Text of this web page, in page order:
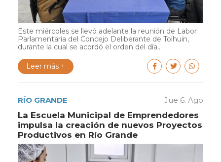
Este miércoles se llevó adelante la reunión de Labor
Parlamentaria del Concejo Deliberante de Tolhuin,
durante la cual se acordó el orden del día...
Leer más +
RÍO GRANDE Jue 6. Ago
La Escuela Municipal de Emprendedores
impulsa la creación de nuevos Proyectos
Productivos en Río Grande